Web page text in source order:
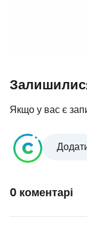
Якщо у вас є
0 коментарі